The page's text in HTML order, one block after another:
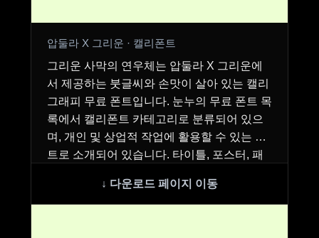
압둘라 X 그리운 · 캘리폰트
그리운 사막의 연우체는 압둘라 X 그리운에
서 제공하는 붓글씨와 손맛이 살아 있는 캘리
그래피 무료 폰트입니다. 눈누의 무료 폰트 목
록에서 캘리폰트 카테고리로 분류되어 있으
며, 개인 및 상업적 작업에 활용할 수 있는 폰
트로 소개되어 있습니다. 타이틀, 포스터, 패